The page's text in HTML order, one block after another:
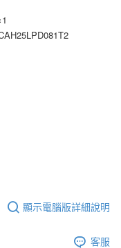
顯示電腦版詳細說明
客服